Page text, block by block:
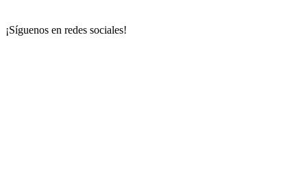
¡Síguenos en redes sociales!